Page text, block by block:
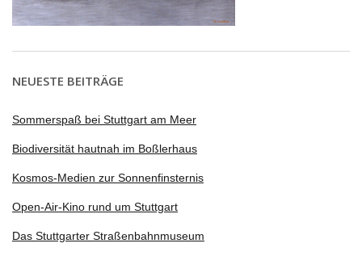
NEUESTE BEITRÄGE
Sommerspaß bei Stuttgart am Meer
Biodiversität hautnah im Boßlerhaus
Kosmos-Medien zur Sonnenfinsternis
Open-Air-Kino rund um Stuttgart
Das Stuttgarter Straßenbahnmuseum